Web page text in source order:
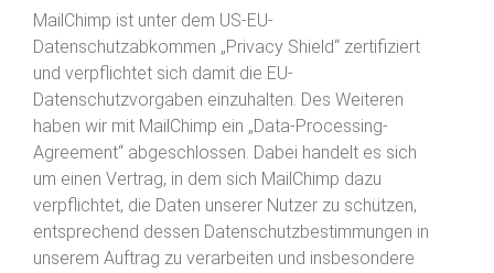
MailChimp ist unter dem US-EU-
Datenschutzabkommen „Privacy Shield“ zertifiziert
und verpflichtet sich damit die EU-
Datenschutzvorgaben einzuhalten. Des Weiteren
haben wir mit MailChimp ein „Data-Processing-
Agreement“ abgeschlossen. Dabei handelt es sich
um einen Vertrag, in dem sich MailChimp dazu
verpflichtet, die Daten unserer Nutzer zu schützen,
entsprechend dessen Datenschutzbestimmungen in
unserem Auftrag zu verarbeiten und insbesondere